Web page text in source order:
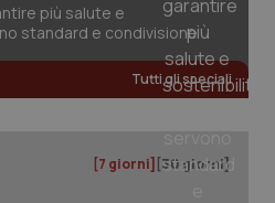
più salute e
standard e condivisione
Tutti gli speciali
[7 giorni] [30 giorni]
www.quotidianosanita.it